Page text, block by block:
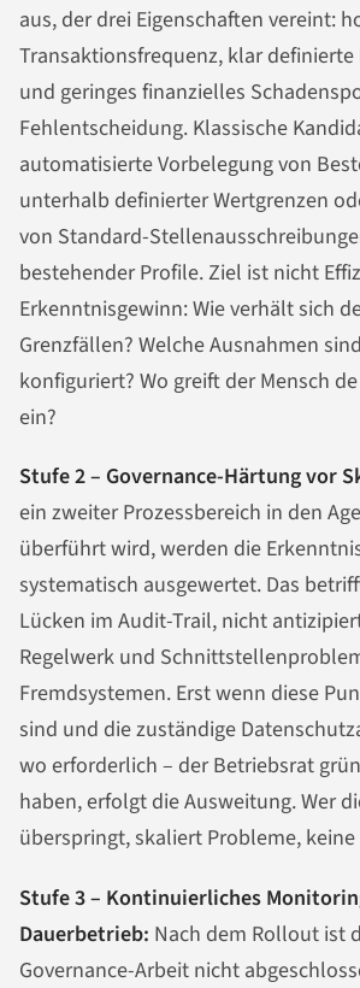
aus, der drei Eigenschaften vereint:
Transaktionsfrequenz, klar
und geringes finanzielles
Fehlentscheidung. Klassische
automatisierte Vorbelegung von
unterhalb definierter Wertgrenzen
von Standard-
bestehender Profile. Ziel ist nicht
Erkenntnisgewinn: Wie verhält sich
Grenzfällen? Welche Ausnahmen
konfiguriert? Wo greift der Mensch
ein?
Stufe 2 – Governance-Härtung vor
ein zweiter Prozessbereich in den
überführt wird, werden die
systematisch ausgewertet. Das
Lücken im Audit-Trail, nicht
Regelwerk und
Fremdsystemen. Erst wenn diese
sind und die zuständige
wo erforderlich – der Betriebsrat
haben, erfolgt die Ausweitung. Wer
überspringt, skaliert Probleme,
Stufe 3 – Kontinuierliches
Dauerbetrieb: Nach dem Rollout ist
Governance-Arbeit nicht